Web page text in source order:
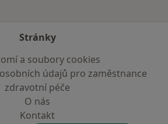
Stránky
a soubory cookies
údajů pro zaměstnance
zdravotní péče
O nás
Kontakt